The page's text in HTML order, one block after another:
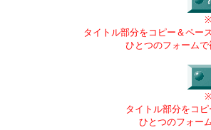
タイトル部分をコピー＆ペー
ひとつのフォーム
タイトル部分をコ
ひとつのフォー